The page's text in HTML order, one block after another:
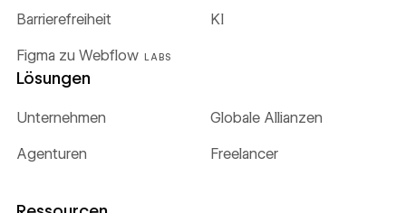
Figma zu Webflow LABS
Barrierefreiheit KI
Lösungen
Unternehmen Globale Allianzen
Agenturen Freelancer